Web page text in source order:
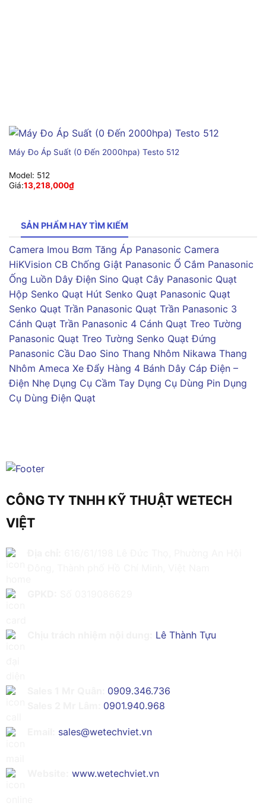
Máy Đo Áp Suất (0 Đến 2000hpa) Testo 512
Model: 512
Giá:13,218,000₫
SẢN PHẨM HAY TÌM KIẾM
Camera Imou Bơm Tăng Áp Panasonic Camera
HiKVision CB Chống Giật Panasonic Ổ Cắm Panasonic
Ống Luồn Dây Điện Sino Quạt Cây Panasonic Quạt
Hộp Senko Quạt Hút Senko Quạt Panasonic Quạt
Senko Quạt Trần Panasonic Quạt Trần Panasonic 3
Cánh Quạt Trần Panasonic 4 Cánh Quạt Treo Tường
Panasonic Quạt Treo Tường Senko Quạt Đứng
Panasonic Cầu Dao Sino Thang Nhôm Nikawa Thang
Nhôm Ameca Xe Đẩy Hàng 4 Bánh Dây Cáp Điện –
Điện Nhẹ Dụng Cụ Cầm Tay Dụng Cụ Dùng Pin Dụng
Cụ Dùng Điện Quạt
CÔNG TY TNHH KỸ THUẬT WETECH
VIỆT
Lê Thành Tựu
0909.346.736
0901.940.968
sales@wetechviet.vn
www.wetechviet.vn